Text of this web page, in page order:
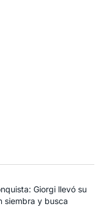
Giorgi llevó su
siembra y busca